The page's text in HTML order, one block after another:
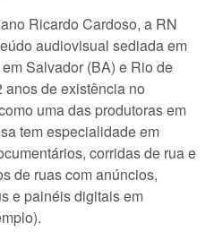
Ricardo Cardoso, a RN
audiovisual sediada em
Salvador (BA) e Rio de
anos de existência no
uma das produtoras em
tem especialidade em
corridas de rua e
de ruas com anúncios,
e painéis digitais em